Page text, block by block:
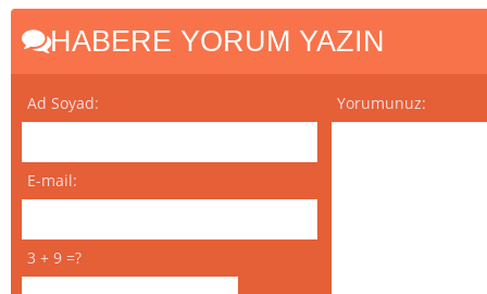
HABERE YORUM YAZIN
Ad Soyad:
E-mail:
3 + 9 =?
Yorumunuz: